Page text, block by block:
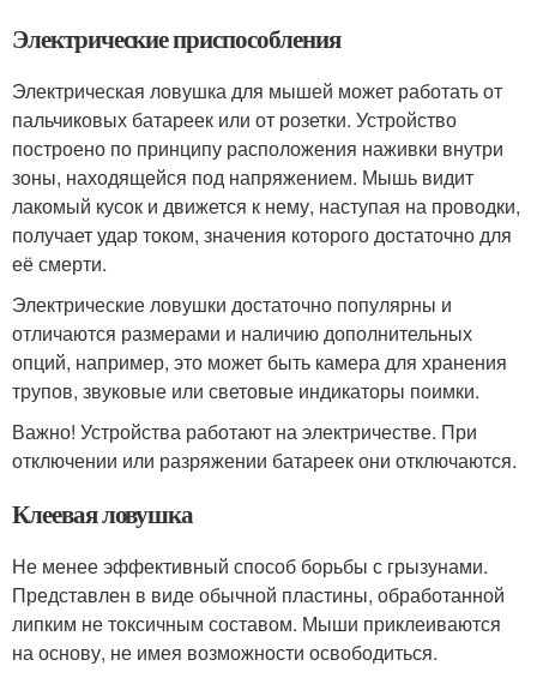
Электрические приспособления
Электрическая ловушка для мышей может работать от
пальчиковых батареек или от розетки. Устройство
построено по принципу расположения наживки внутри
зоны, находящейся под напряжением. Мышь видит
лакомый кусок и движется к нему, наступая на проводки,
получает удар током, значения которого достаточно для
её смерти.
Электрические ловушки достаточно популярны и
отличаются размерами и наличию дополнительных
опций, например, это может быть камера для хранения
трупов, звуковые или световые индикаторы поимки.
Важно! Устройства работают на электричестве. При
отключении или разряжении батареек они отключаются.
Клеевая ловушка
Не менее эффективный способ борьбы с грызунами.
Представлен в виде обычной пластины, обработанной
липким не токсичным составом. Мыши приклеиваются
на основу, не имея возможности освободиться.